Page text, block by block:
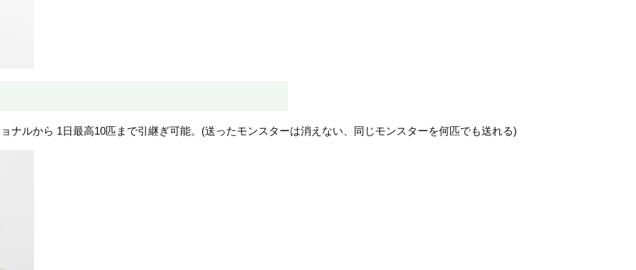
ナルから 1日最高10匹まで引継ぎ可能。(送ったモンスターは消えない、同じモンスターを何匹でも送れる)